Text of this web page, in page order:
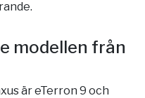
modellen från
är eTerron 9 och